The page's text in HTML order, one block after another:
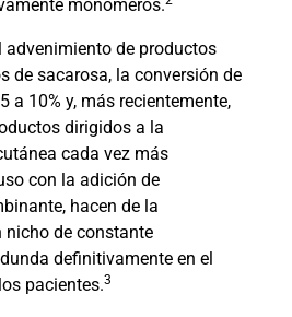
monómeros.
advenimiento de productos
de sacarosa, la conversión de
a 10% y, más recientemente,
dirigidos a la
cada vez más
con la adición de
hacen de la
de constante
definitivamente en el
pacientes.3